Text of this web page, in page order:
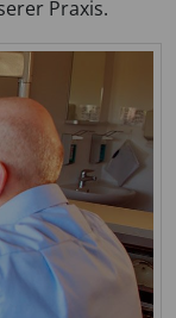
Praxis.